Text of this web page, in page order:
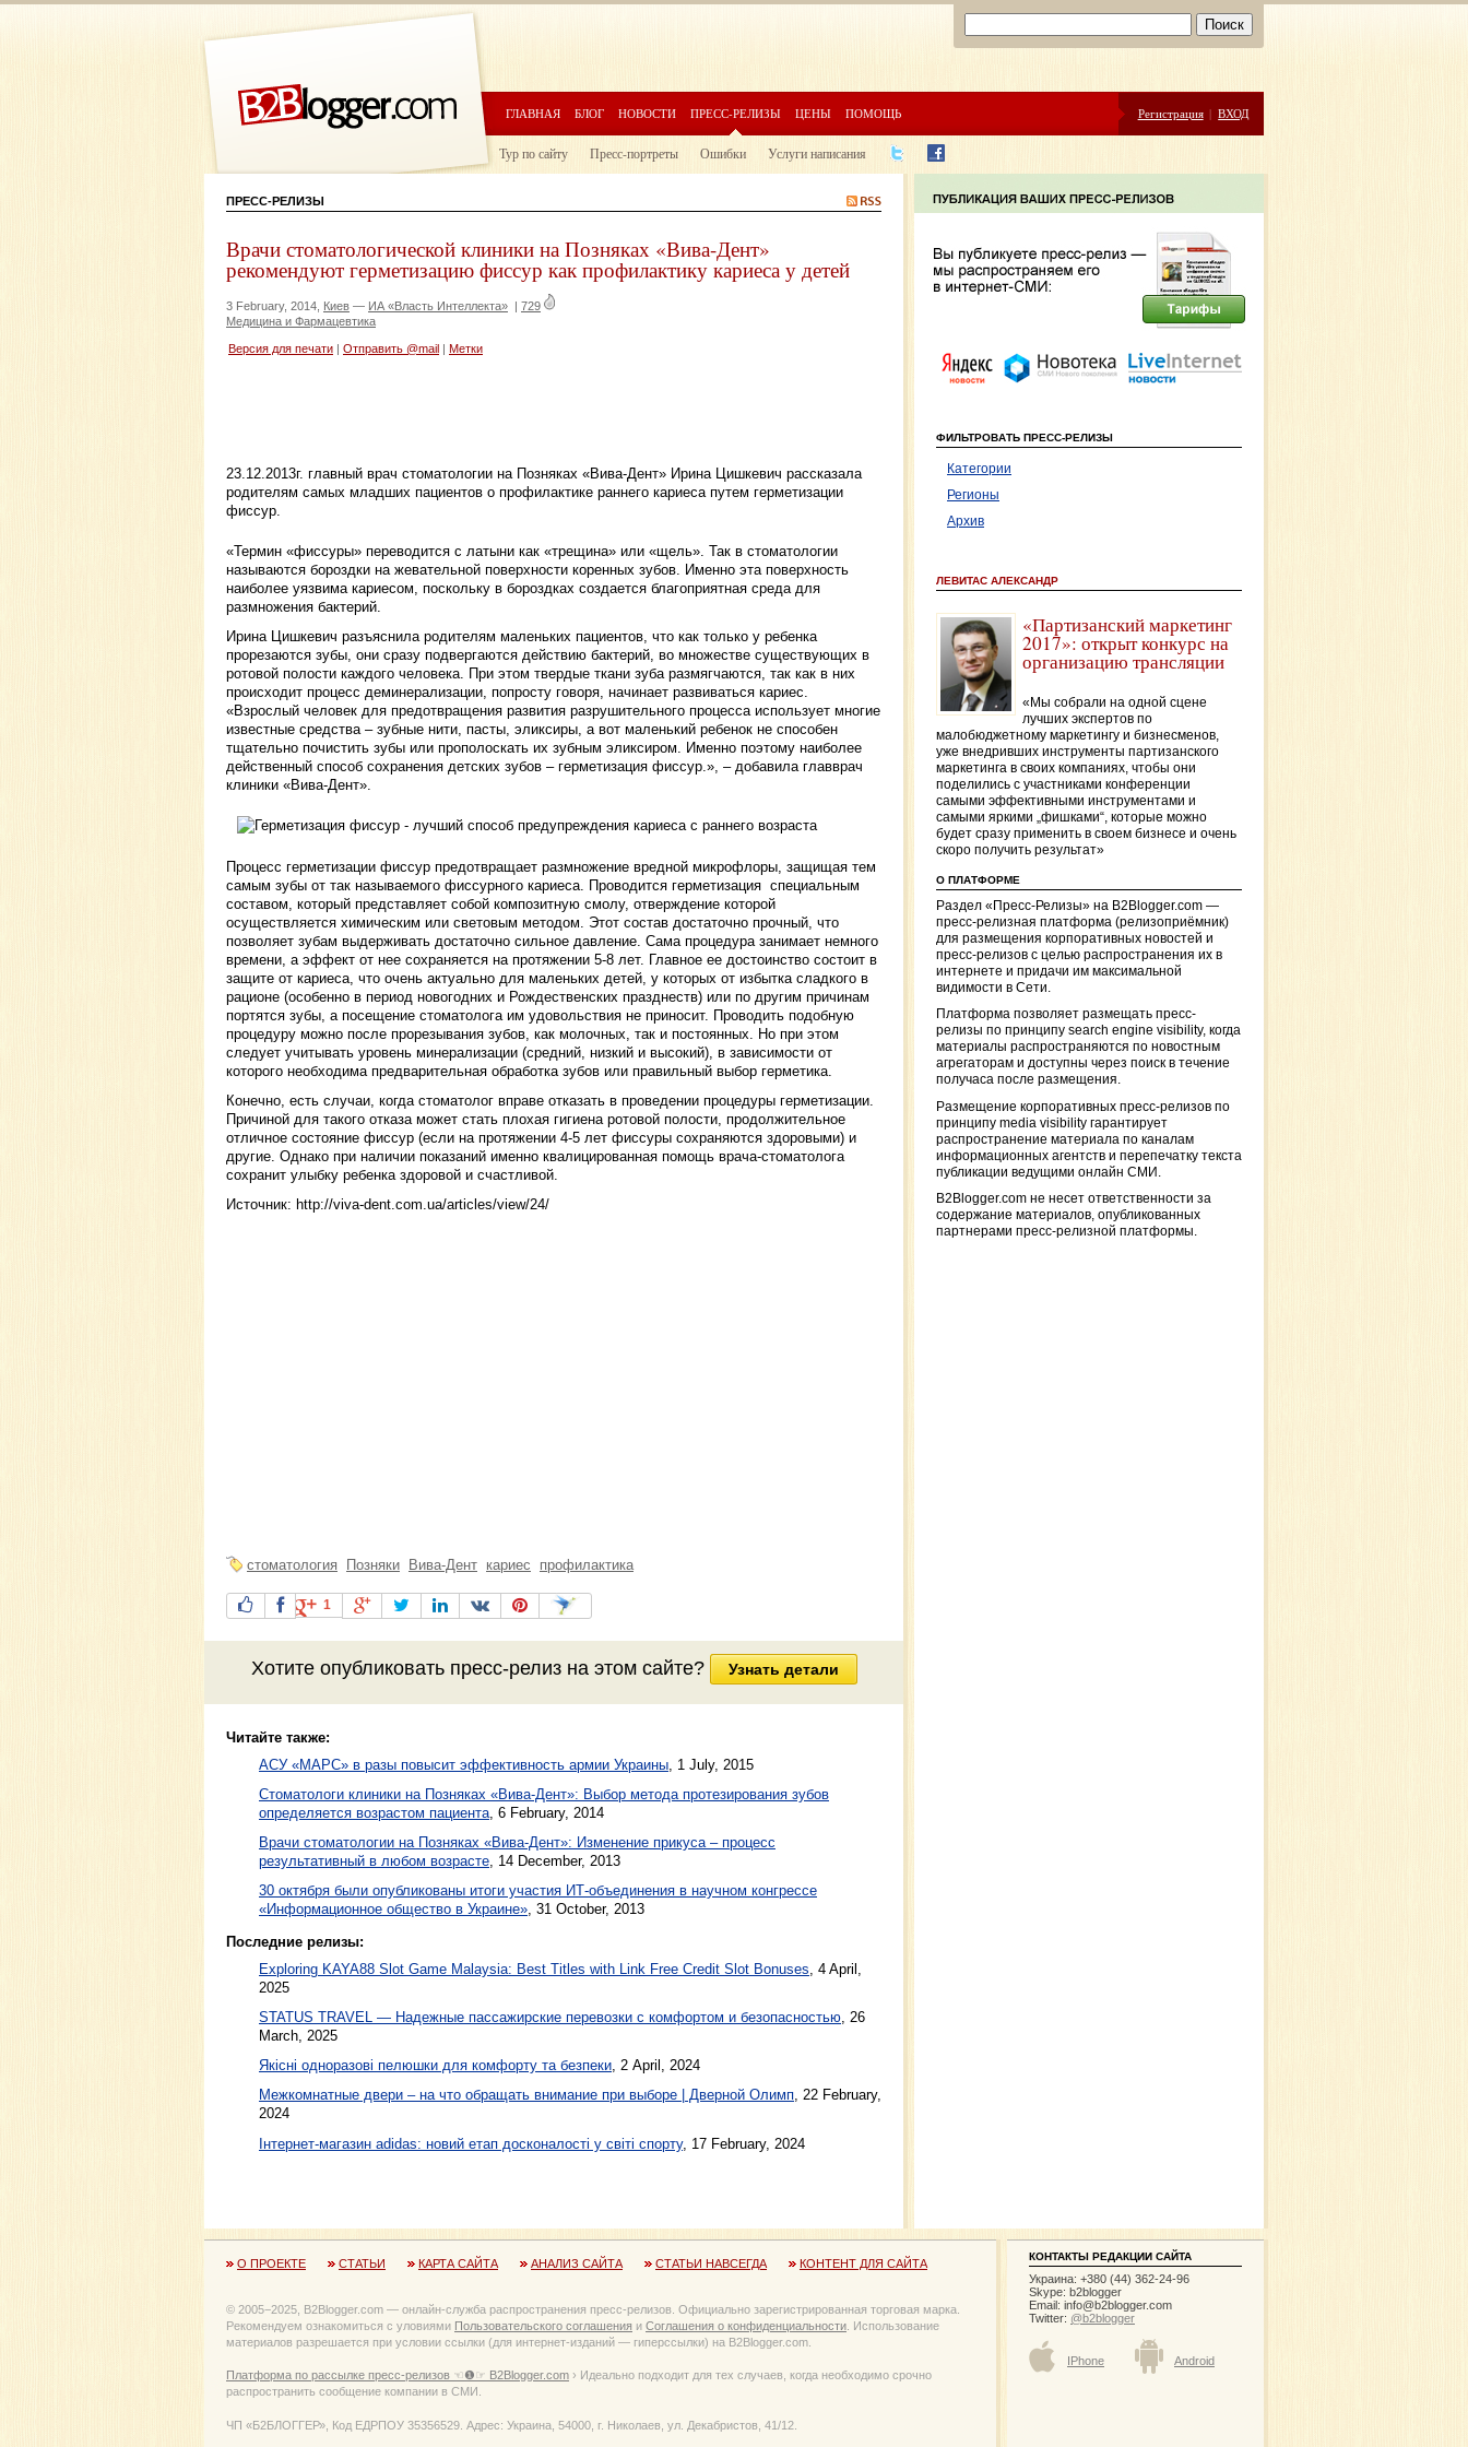
ГЛАВНАЯ БЛОГ НОВОСТИ ПРЕСС-РЕЛИЗЫ ЦЕНЫ ПОМОЩЬ Регистрация | ВХОД
Тур по сайту Пресс-портреты Ошибки Услуги написания
ПРЕСС-РЕЛИЗЫ
Врачи стоматологической клиники на Позняках «Вива-Дент»
рекомендуют герметизацию фиссур как профилактику кариеса у детей
3 February, 2014, Киев — ИА «Власть Интеллекта» | 729
Медицина и Фармацевтика
Версия для печати Отправить @mail Метки
23.12.2013г. главный врач стоматологии на Позняках «Вива-Дент» Ирина Цишкевич рассказала
родителям самых младших пациентов о профилактике раннего кариеса путем герметизации
фиссур.
«Термин «фиссуры» переводится с латыни как «трещина» или «щель». Так в стоматологии
называются бороздки на жевательной поверхности коренных зубов. Именно эта поверхность
наиболее уязвима кариесом, поскольку в бороздках создается благоприятная среда для
размножения бактерий.
Ирина Цишкевич разъяснила родителям маленьких пациентов, что как только у ребенка
прорезаются зубы, они cразу подвергаются действию бактерий, во множестве существующих в
ротовой полости каждого человека. При этом твердые ткани зуба размягчаются, так как в них
происходит процесс деминерализации, попросту говоря, начинает развиваться кариес.
«Взрослый человек для предотвращения развития разрушительного процесса использует многие
известные средства – зубные нити, пасты, эликсиры, а вот маленький ребенок не способен
тщательно почистить зубы или прополоскать их зубным эликсиром. Именно поэтому наиболее
действенный способ сохранения детских зубов – герметизация фиссур.», – добавила главврач
клиники «Вива-Дент».
Процесс герметизации фиссур предотвращает размножение вредной микрофлоры, защищая тем
самым зубы от так называемого фиссурного кариеса. Проводится герметизация специальным
составом, который представляет собой композитную смолу, отверждение которой
осуществляется химическим или световым методом. Этот состав достаточно прочный, что
позволяет зубам выдерживать достаточно сильное давление. Сама процедура занимает немного
времени, а эффект от нее сохраняется на протяжении 5-8 лет. Главное ее достоинство состоит в
защите от кариеса, что очень актуально для маленьких детей, у которых от избытка сладкого в
рационе (особенно в период новогодних и Рождественских празднеств) или по другим причинам
портятся зубы, а посещение стоматолога им удовольствия не приносит. Проводить подобную
процедуру можно после прорезывания зубов, как молочных, так и постоянных. Но при этом
следует учитывать уровень минерализации (средний, низкий и высокий), в зависимости от
которого необходима предварительная обработка зубов или правильный выбор герметика.
Конечно, есть случаи, когда стоматолог вправе отказать в проведении процедуры герметизации.
Причиной для такого отказа может стать плохая гигиена ротовой полости, продолжительное
отличное состояние фиссур (если на протяжении 4-5 лет фиссуры сохраняются здоровыми) и
другие. Однако при наличии показаний именно квалицированная помощь врача-стоматолога
сохранит улыбку ребенка здоровой и счастливой.
Источник: http://viva-dent.com.ua/articles/view/24/
стоматология Позняки Вива-Дент кариес профилактика
1
Хотите опубликовать пресс-релизна этом сайте? Узнать детали
Читайте также:
АСУ «МАРС» в разы повысит эффективность армии Украины 1 July, 2015
Стоматологи клиники на Позняках «Вива-Дент»: Выбор метода протезирования зубов
определяется возрастом пациента 6 February, 2014
Врачи стоматологии на Позняках «Вива-Дент»: Изменение прикуса – процесс
результативный в любом возрасте, 14 December, 2013
30 октября были опубликованы итоги участия ИТ-объединения в научном конгрессе
«Информационное общество в Украине», 31 October, 2013
Последние релизы:
Exploring KAYA88 Slot Game Malaysia: Best Titles with Link Free Credit Slot Bonuses , 4 April,
2025
STATUS TRAVEL — Надежные пассажирские перевозки с комфортом и безопасностью , 26
March, 2025
Якісні одноразові пелюшки для комфорту та безпеки, 2 April, 2024
Межкомнатные двери – на что обращать внимание при выборе | Дверной Олимп, 22 February,
2024
Інтернет-магазин adidas: новий етап досконалості у світі спорту, 17 February, 2024
ФИЛЬТРОВАТЬ ПРЕСС-РЕЛИЗЫ
Категории
Регионы
Архив
ЛЕВИТАС АЛЕКСАНДР
«Партизанский маркетинг
2017»: открыт конкурс на
организацию трансляции
«Мы собрали на одной сцене
лучших экспертов по
малобюджетному маркетингу и бизнесменов,
уже внедривших инструменты партизанского
маркетинга в своих компаниях, чтобы они
поделились с участниками конференции
самыми эффективными инструментами и
самыми яркими „фишками“, которые можно
будет сразу применить в своем бизнесе и очень
скоро получить результат»
О ПЛАТФОРМЕ
Раздел «Пресс-Релизы» на B2Blogger.com —
пресс-релизная платформа (релизоприёмник)
для размещения корпоративных новостей и
пресс-релизов с целью распространения их в
интернете и придачи им максимальной
видимости в Сети.
Платформа позволяет размещать пресс-
релизы по принципу search engine visibility, когда
материалы распространяются по новостным
агрегаторам и доступны через поиск в течение
получаса после размещения.
Размещение корпоративных пресс-релизов по
принципу media visibility гарантирует
распространение материала по каналам
информационных агентств и перепечатку текста
публикации ведущими онлайн СМИ.
B2Blogger.com не несет ответственности за
содержание материалов, опубликованных
партнерами пресс-релизной платформы.
О ПРОЕКТЕ СТАТЬИ КАРТА САЙТА АНАЛИЗ САЙТА СТАТЬИ НАВСЕГДА КОНТЕНТ ДЛЯ САЙТА
© 2005−2025, B2Blogger.com — онлайн-служба распространения пресс-релизов. Официально зарегистрированная торговая марка.
Рекомендуем ознакомиться с уловиями Пользовательского соглашения и Соглашения о конфиденциальности . Использование
материалов разрешается при условии ссылки (для интернет-изданий — гиперссылки) на B2Blogger.com.
Платформа по рассылке пресс-релизов ☜❶☞ B2Blogger.com › Идеально подходит для тех случаев, когда необходимо срочно
распространить сообщение компании в СМИ.
ЧП «Б2БЛОГГЕР», Код ЕДРПОУ 35356529. Адрес: Украина, 54000, г. Николаев, ул. Декабристов, 41/12.
КОНТАКТЫ РЕДАКЦИИ САЙТА
Украина: +380 (44) 362-24-96
Skype: b2blogger
Email: info@b2blogger.com
Twitter: @b2blogger
IPhone Android